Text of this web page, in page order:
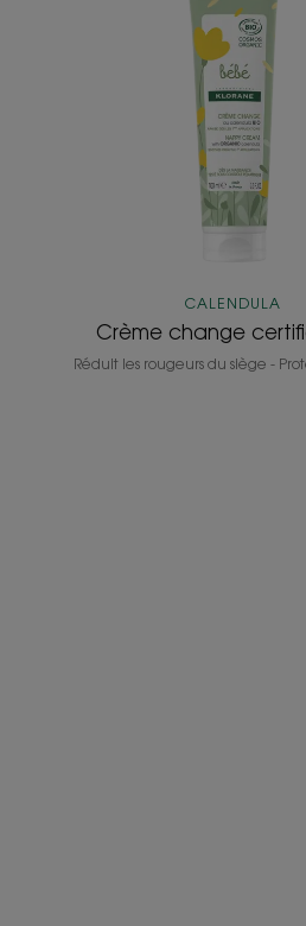
certifiée
BIO
CALENDULA
Crème change
Réduit les rougeurs du siège -